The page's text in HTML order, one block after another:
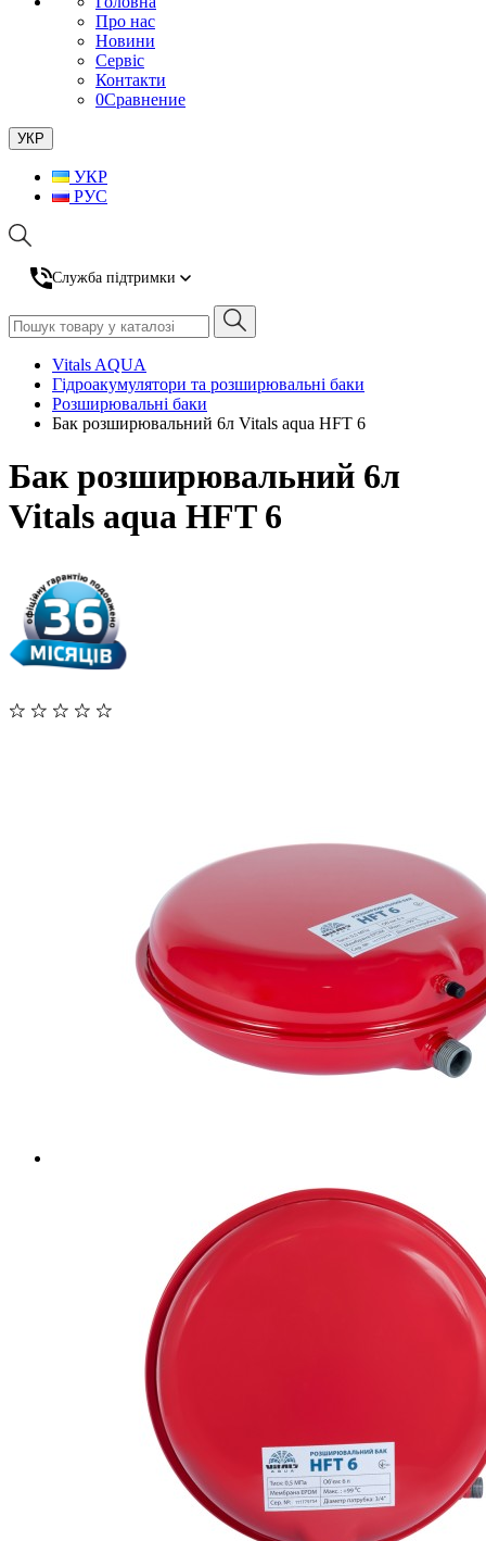
Про нас
Новини
Сервіс
Контакти
0Сравнение
УКР
УКР
РУС
Служба підтримки
Vitals AQUA
Гідроакумулятори та розширювальні баки
Розширювальні баки
Бак розширювальний 6л Vitals aqua HFT 6
Бак розширювальний 6л
Vitals aqua HFT 6